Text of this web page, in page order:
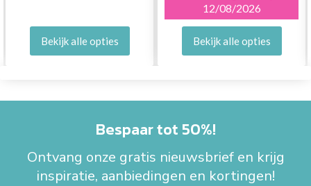
Bekijk alle opties
12/08/2026
Bekijk alle opties
Bespaar tot 50%!
Ontvang onze gratis nieuwsbrief en krijg
inspiratie, aanbiedingen en kortingen!